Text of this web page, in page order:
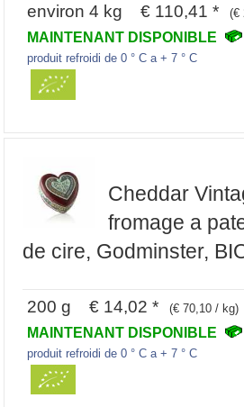
environ 4 kg € 110,41 * (€
MAINTENANT DISPONIBLE
produit refroidi de 0 ° C a + 7 ° C
Cheddar
fromage a
de cire, Godminster,
200 g € 14,02 * (€ 70,10 / kg)
MAINTENANT DISPONIBLE
produit refroidi de 0 ° C a + 7 ° C